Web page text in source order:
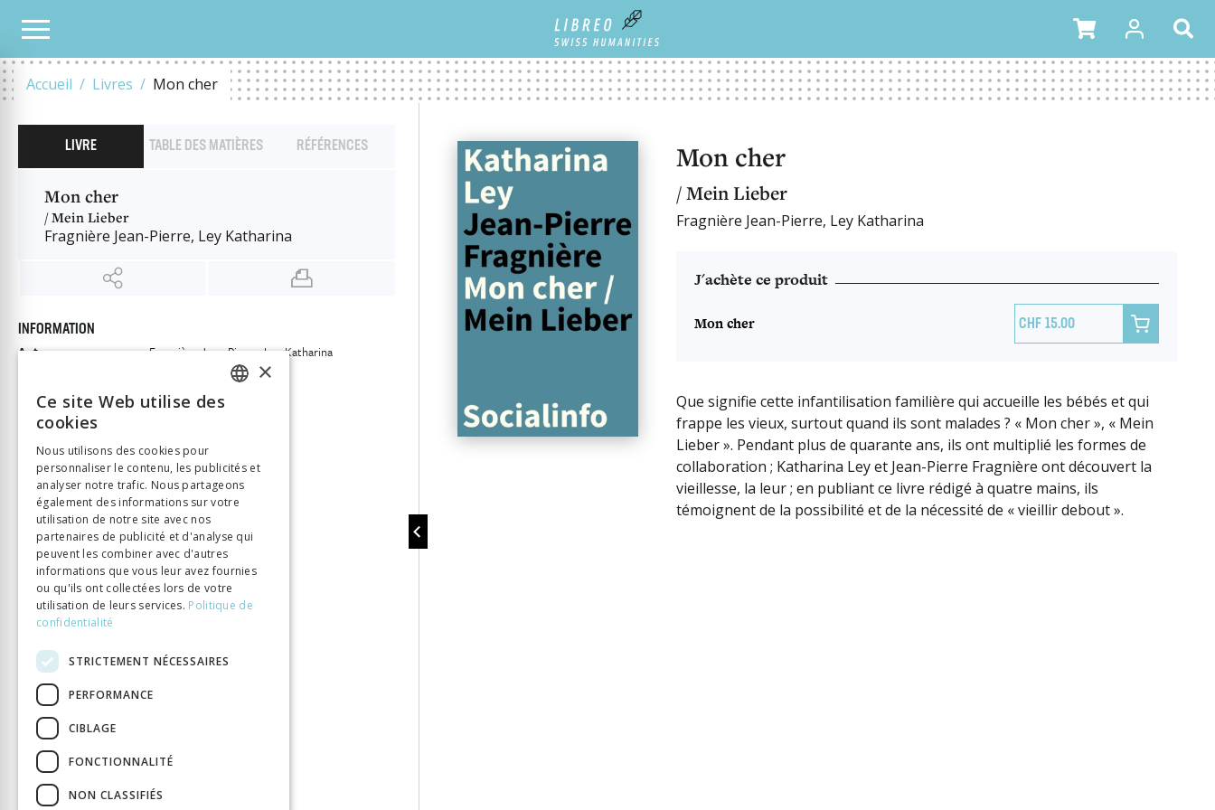
Accueil Livres Mon cher
NOTRE CATALOGUE
Mon cher
/ Mein Lieber
Fragnière Jean-Pierre, Ley Katharina
J'achète ce produit
Mon cher 15.00 
Que signifie cette infantilisation familière qui accueille les bébés et qui
frappe les vieux, surtout quand ils sont malades ? « Mon cher », « Mein
Lieber ». Pendant plus de quarante ans, ils ont multiplié les formes de
collaboration ; Katharina Ley et Jean-Pierre Fragnière ont découvert la
vieillesse, la leur ; en publiant ce livre rédigé à quatre mains, ils
témoignent de la possibilité et de la nécessité de « vieillir debout ».
LIVRE TABLE DES MATIÈRES RÉFÉRENCES
Mon cher
/ Mein Lieber
Fragnière Jean-Pierre, Ley Katharina
INFORMATION
Auteur
Fragnière Jean-Pierre, Ley Katharina
Éditions Socialinfo
ISBN
9782940615360
Langue
Collection
Nacre
Nombre de pages
132
Parution
1 janv. 2021
Thème
Vieillesse
Type de livre
Ouvrage collectif
ITALIAN
×
Ce site Web utilise des
cookies
Nous utilisons des cookies pour
personnaliser le contenu, les publicités et
analyser notre trafic. Nous partageons
également des informations sur votre
utilisation de notre site avec nos
partenaires de publicité et d'analyse qui
peuvent les combiner avec d'autres
informations que vous leur avez fournies
ou qu'ils ont collectées lors de votre
utilisation de leurs services. Politique de
confidentialité
STRICTEMENT NÉCESSAIRES
PERFORMANCE
CIBLAGE
FONCTIONNALITÉ
NON CLASSIFIÉS